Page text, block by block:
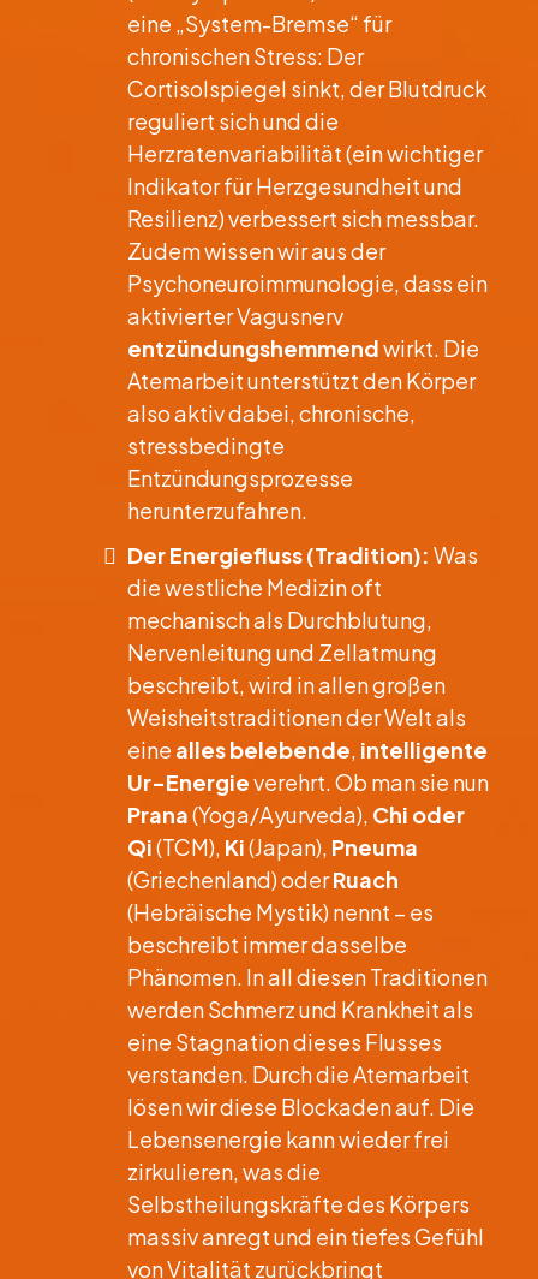
eine „System-Bremse“ für
chronischen Stress: Der
Cortisolspiegel sinkt, der Blutdruck
reguliert sich und die
Herzratenvariabilität (ein wichtiger
Indikator für Herzgesundheit und
Resilienz) verbessert sich messbar.
Zudem wissen wir aus der
Psychoneuroimmunologie, dass ein
aktivierter Vagusnerv
entzündungshemmendwirkt. Die
Atemarbeit unterstützt den Körper
also aktiv dabei, chronische,
stressbedingte
Entzündungsprozesse
herunterzufahren.
Der Energiefluss (Tradition): Was
die westliche Medizin oft
mechanisch als Durchblutung,
Nervenleitung und Zellatmung
beschreibt, wird in allen großen
Weisheitstraditionen der Welt als
eine alles belebende, intelligente
Ur-Energieverehrt. Ob man sie nun
Prana(Yoga/Ayurveda), Chi oder
Qi(TCM), Ki(Japan), Pneuma
(Griechenland) oderRuach
(Hebräische Mystik) nennt – es
beschreibt immer dasselbe
Phänomen. In all diesen Traditionen
werden Schmerz und Krankheit als
eine Stagnation dieses Flusses
verstanden. Durch die Atemarbeit
lösen wir diese Blockaden auf. Die
Lebensenergie kann wieder frei
zirkulieren, was die
Selbstheilungskräfte des Körpers
massiv anregt und ein tiefes Gefühl
von Vitalität zurückbringt